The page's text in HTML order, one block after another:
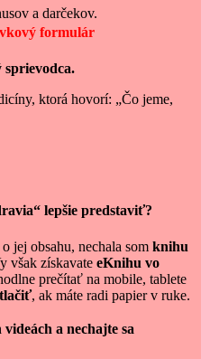
a darčekov.
formulár
sprievodca.
ktorá hovorí: „Čo jeme,
lepšie predstaviť?
jej obsahu, nechala som knihu
však získavate eKnihu vo
prečítať na mobile, tablete
, ak máte radi papier v ruke.
a nechajte sa